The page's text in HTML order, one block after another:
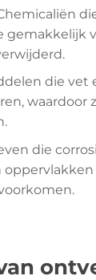
gemakkelijk
die vet
waardoor
die